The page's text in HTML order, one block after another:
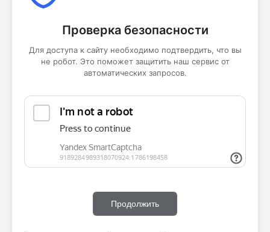
Проверка безопасности
Для доступа к сайту необходимо подтвердить, что вы
не робот. Это поможет защитить наш сервис от
автоматических запросов.
Продолжить